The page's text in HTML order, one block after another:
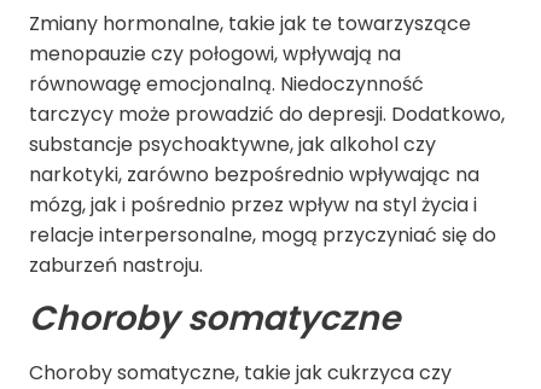
Zmiany hormonalne, takie jak te towarzyszące
menopauzie czy połogowi, wpływają na
równowagę emocjonalną. Niedoczynność
tarczycy może prowadzić do depresji. Dodatkowo,
substancje psychoaktywne, jak alkohol czy
narkotyki, zarówno bezpośrednio wpływając na
mózg, jak i pośrednio przez wpływ na styl życia i
relacje interpersonalne, mogą przyczyniać się do
zaburzeń nastroju.
Choroby somatyczne
Choroby somatyczne, takie jak cukrzyca czy